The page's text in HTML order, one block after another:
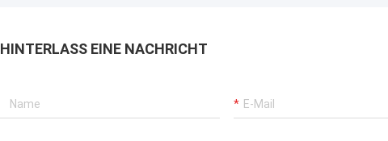
HINTERLASS EINE NACHRICHT